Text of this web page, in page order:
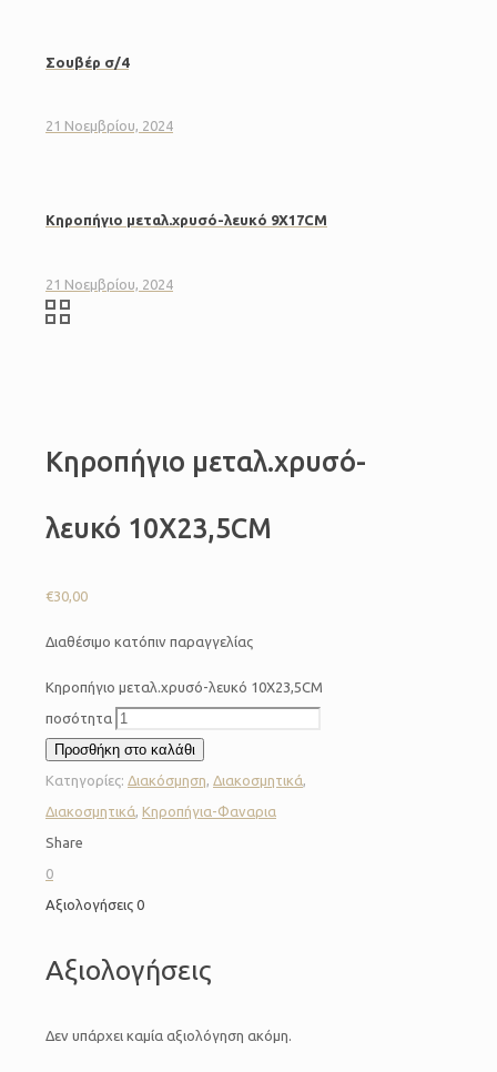
Σουβέρ σ/4
21 Νοεμβρίου, 2024
Κηροπήγιο μεταλ.χρυσό-λευκό 9Χ17CM
21 Νοεμβρίου, 2024
Κηροπήγιο μεταλ.χρυσό-
λευκό 10Χ23,5CM
€30,00
Διαθέσιμο κατόπιν παραγγελίας
Κηροπήγιο μεταλ.χρυσό-λευκό 10Χ23,5CM
ποσότητα
Προσθήκη στο καλάθι
Κατηγορίες: Διακόσμηση, Διακοσμητικά,
Διακοσμητικά, Κηροπήγια-Φαναρια
Share
0
Αξιολογήσεις 0
Αξιολογήσεις
Δεν υπάρχει καμία αξιολόγηση ακόμη.